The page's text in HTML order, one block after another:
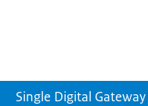
Single Digital Gateway